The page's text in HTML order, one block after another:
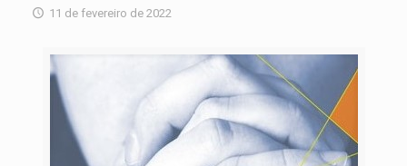
11 de fevereiro de 2022